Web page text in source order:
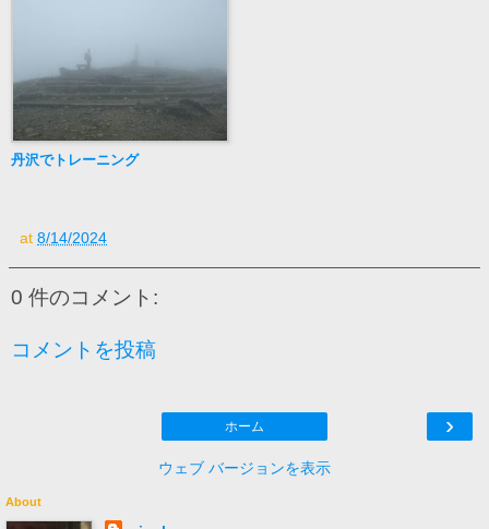
丹沢でトレーニング
at 8/14/2024
0 件のコメント:
コメントを投稿
›
ホーム
ウェブ バージョンを表示
About